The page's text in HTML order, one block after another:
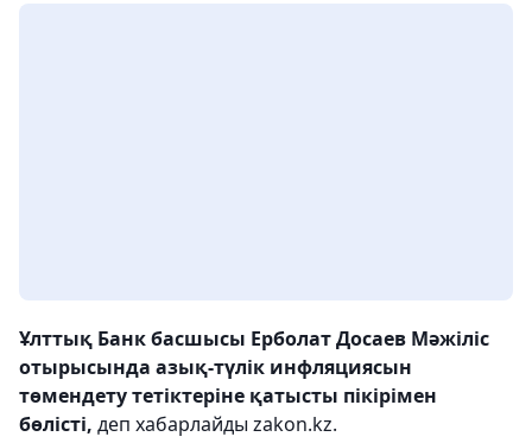
Ұлттық Банк басшысы Ерболат Досаев Мәжіліс
отырысында азық-түлік инфляциясын
төмендету тетіктеріне қатысты пікірімен
бөлісті, деп хабарлайды zakon.kz.